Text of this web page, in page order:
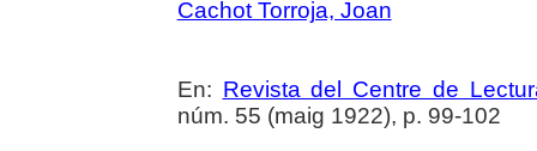
Cachot Torroja, Joan
En: Revista del Centre de
núm. 55 (maig 1922), p. 99-102